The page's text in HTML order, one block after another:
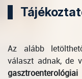
Az alább
választ adnak, de